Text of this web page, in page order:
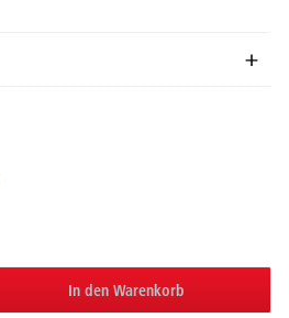
In den Warenkorb